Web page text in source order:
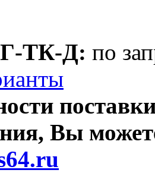
ТК-Д: по
Вы